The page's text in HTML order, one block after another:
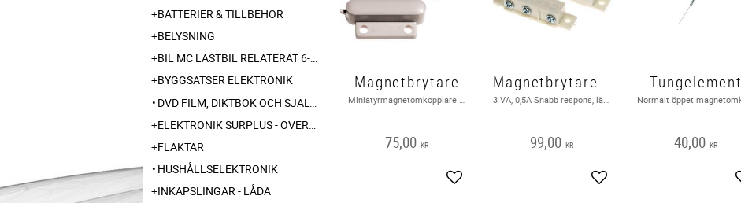
Magnetbrytare
Miniatyrmagnetomkopplare NC (när den aktiveras av magnet) . 34 x 15 x 8 mm . 1-50 V AC / DC Strömbrytare (max): 100 mA
75,00 KR
Lägg till i favoriter
Magnetbrytare Snabb respons, lätt vikt
3 VA, 0,5A Snabb respons, lätt vikt Stabil omkoppling Montering med skruvar eller dubbelsidig tejp
99,00 KR
Lägg till i favoriter
Tungelement
40,00 KR
BATTERIER & TILLBEHÖR
BELYSNING
BIL MC LASTBIL RELATERAT 6-12-24 240V
BYGGSATSER ELEKTRONIK
DVD FILM, DIKTBOK OCH SJÄLVBIOGRAFI FRÅN SKARABORG
ELEKTRONIK SURPLUS - ÖVERSKOTT
FLÄKTAR
HUSHÅLLSELEKTRONIK
INKAPSLINGAR - LÅDA